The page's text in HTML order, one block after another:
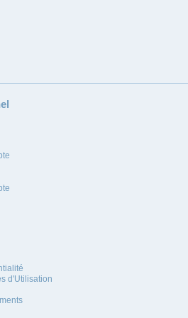
d'Utilisation